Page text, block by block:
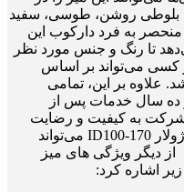
بلوطی روشن، طوسی، سفید
منحصر به فرد دارکوب این
تا رنگ و جنس مورد نظر
کسی می‌تواند بر اساس
علاوه بر این، تمامی
ده سال خدمات پس از
شرکت به کیفیت و رضایت
مشتریان است. به همین دلیل، میز ماژولار ID100-170 می‌تواند
از دیگر ویژگی های میز